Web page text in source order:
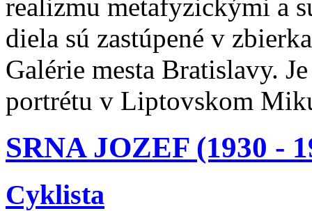
realizmu metafyzickými a
diela sú zastúpené v
Galérie mesta Bratislavy.
portrétu v Liptovskom
SRNA JOZEF (1930 -
Cyklista